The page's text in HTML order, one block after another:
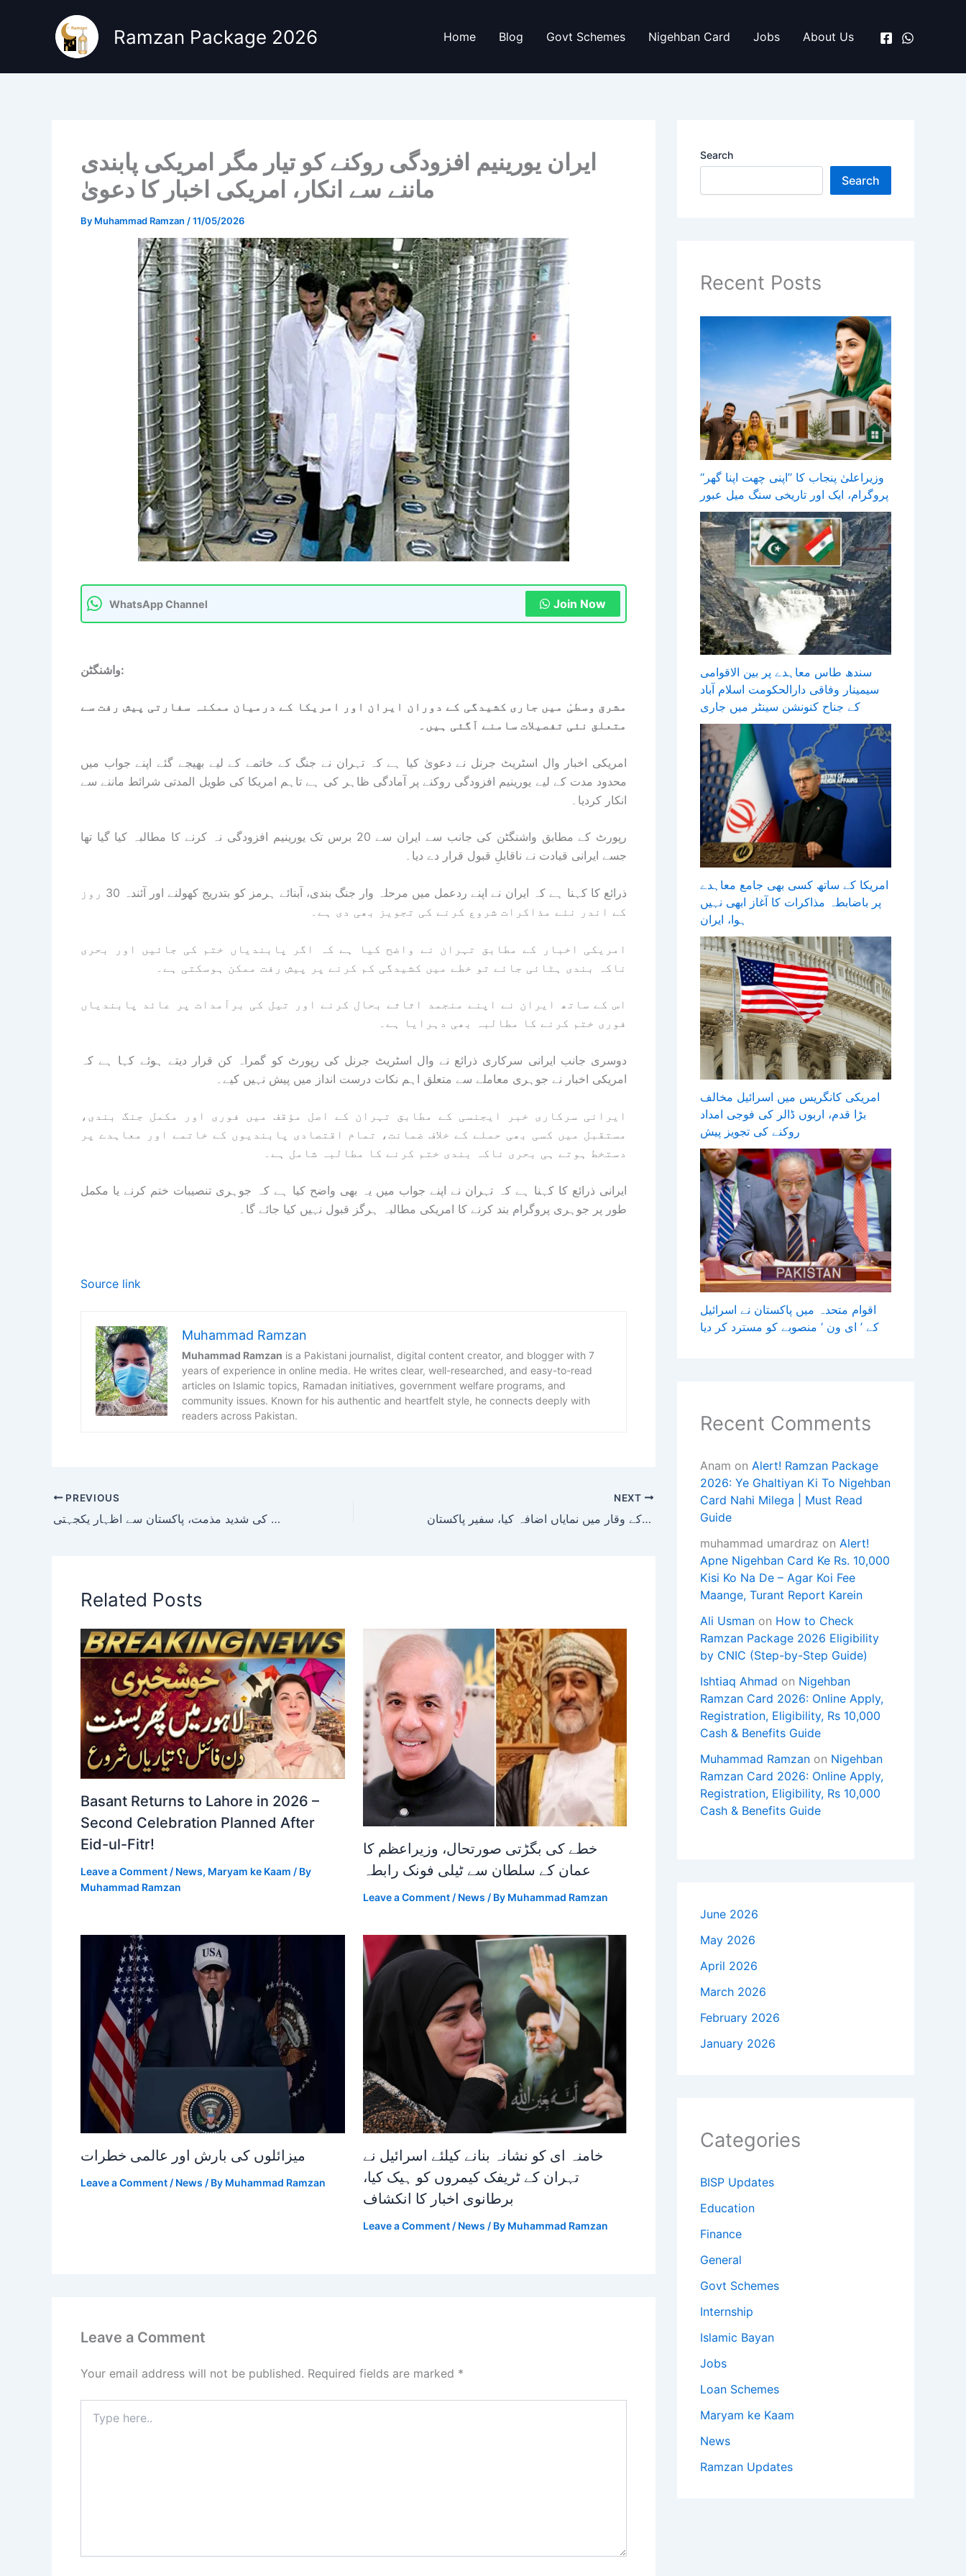
Ramzan Package 2026 Home Blog Govt Schemes Nigehban Card Jobs About Us
ایران یورینیم افزودگی روکنے کو تیار مگر امریکی پابندی
ماننے سے انکار، امریکی اخبار کا دعویٰ
By Muhammad Ramzan /11/05/2026
WhatsApp Channel Join Now
واشنگٹن:
مشرق وسطیٰ میں جاری کشیدگی کے دوران ایران اور امریکا کے درمیان ممکنہ سفارتی پیش رفت سے
متعلق نئی تفصیلات سامنے آگئی ہیں۔
امریکی اخبار وال اسٹریٹ جرنل نے دعویٰ کیا ہے کہ تہران نے جنگ کے خاتمے کے لیے بھیجے گئے اپنے جواب میں
محدود مدت کے لیے یورینیم افزودگی روکنے پر آمادگی ظاہر کی ہے تاہم امریکا کی طویل المدتی شرائط ماننے سے
انکار کردیا۔
رپورٹ کے مطابق واشنگٹن کی جانب سے ایران سے 20 برس تک یورینیم افزودگی نہ کرنے کا مطالبہ کیا گیا تھا
جسے ایرانی قیادت نے ناقابلِ قبول قرار دے دیا۔
ذرائع کا کہنا ہے کہ ایران نے اپنے ردعمل میں مرحلہ وار جنگ بندی، آبنائے ہرمز کو بتدریج کھولنے اور آئندہ 30 روز
کے اندر نئے مذاکرات شروع کرنے کی تجویز بھی دی ہے۔
امریکی اخبار کے مطابق تہران نے واضح کیا ہے کہ اگر پابندیاں ختم کی جائیں اور بحری
ناکہ بندی ہٹائی جائے تو خطے میں کشیدگی کم کرنے پر پیش رفت ممکن ہوسکتی ہے۔
اس کے ساتھ ایران نے اپنے منجمد اثاثے بحال کرنے اور تیل کی برآمدات پر عائد پابندیاں
فوری ختم کرنے کا مطالبہ بھی دہرایا ہے۔
دوسری جانب ایرانی سرکاری ذرائع نے وال اسٹریٹ جرنل کی رپورٹ کو گمراہ کن قرار دیتے ہوئے کہا ہے کہ
امریکی اخبار نے جوہری معاملے سے متعلق اہم نکات درست انداز میں پیش نہیں کیے۔
ایرانی سرکاری خبر ایجنسی کے مطابق تہران کے اصل مؤقف میں فوری اور مکمل جنگ بندی،
مستقبل میں کسی بھی حملے کے خلاف ضمانت، تمام اقتصادی پابندیوں کے خاتمے اور معاہدے پر
دستخط ہوتے ہی بحری ناکہ بندی ختم کرنے کا مطالبہ شامل ہے۔
ایرانی ذرائع کا کہنا ہے کہ تہران نے اپنے جواب میں یہ بھی واضح کیا ہے کہ جوہری تنصیبات ختم کرنے یا مکمل
طور پر جوہری پروگرام بند کرنے کا امریکی مطالبہ ہرگز قبول نہیں کیا جائے گا۔
Source link
Muhammad Ramzan
Muhammad Ramzan is a Pakistani journalist, digital content creator, and blogger with 7
years of experience in online media. He writes clear, well-researched, and easy-to-read
articles on Islamic topics, Ramadan initiatives, government welfare programs, and
community issues. Known for his authentic and heartfelt style, he connects deeply with
readers across Pakistan.
PREVIOUS
سعودی عرب کی خیبرپختونخوا دہشتگردی کی شدید مذمت، پاکستان سے اظہار یکجہتی
NEXT
معرکہ حق نے عالمی سطح پر پاکستان کے وقار میں نمایاں اضافہ کیا، سفیر پاکستان
Related Posts
Basant Returns to Lahore in 2026 –
Second Celebration Planned After
Eid-ul-Fitr!
Leave a Comment / News, Maryam ke Kaam / By
Muhammad Ramzan
خطے کی بگڑتی صورتحال، وزیراعظم کا
عمان کے سلطان سے ٹیلی فونک رابطہ
Leave a Comment / News / By Muhammad Ramzan
میزائلوں کی بارش اور عالمی خطرات
Leave a Comment / News / By Muhammad Ramzan
خامنہ ای کو نشانہ بنانے کیلئے اسرائیل نے
تہران کے ٹریفک کیمروں کو ہیک کیا،
برطانوی اخبار کا انکشاف
Leave a Comment / News / By Muhammad Ramzan
Leave a Comment
Your email address will not be published. Required fields are marked *
here..
Search
Search
Recent Posts
وزیراعلیٰ پنجاب کا ’’اپنی چھت اپنا گھر‘‘
پروگرام، ایک اور تاریخی سنگ میل عبور
سندھ طاس معاہدے پر بین الاقوامی
سیمینار وفاقی دارالحکومت اسلام آباد
کے جناح کنونشن سینٹر میں جاری
امریکا کے ساتھ کسی بھی جامع معاہدے
پر باضابطہ مذاکرات کا آغاز ابھی نہیں
ہوا، ایران
امریکی کانگریس میں اسرائیل مخالف
بڑا قدم، اربوں ڈالر کی فوجی امداد
روکنے کی تجویز پیش
اقوام متحدہ میں پاکستان نے اسرائیل
کے ’ ای ون ‘ منصوبے کو مسترد کر دیا
Recent Comments
Anam on Alert! Ramzan Package
2026: Ye Ghaltiyan Ki To Nigehban
Card Nahi Milega | Must Read
Guide
muhammad umardraz on Alert!
Apne Nigehban Card Ke Rs. 10,000
Kisi Ko Na De – Agar Koi Fee
Maange, Turant Report Karein
Ali Usman on How to Check
Ramzan Package 2026 Eligibility
by CNIC (Step-by-Step Guide)
Ishtiaq Ahmad on Nigehban
Ramzan Card 2026: Online Apply,
Registration, Eligibility, Rs 10,000
Cash & Benefits Guide
Muhammad Ramzan on Nigehban
Ramzan Card 2026: Online Apply,
Registration, Eligibility, Rs 10,000
Cash & Benefits Guide
June 2026
May 2026
April 2026
March 2026
February 2026
January 2026
Categories
BISP Updates
Education
Finance
General
Govt Schemes
Internship
Islamic Bayan
Jobs
Loan Schemes
Maryam ke Kaam
News
Ramzan Updates